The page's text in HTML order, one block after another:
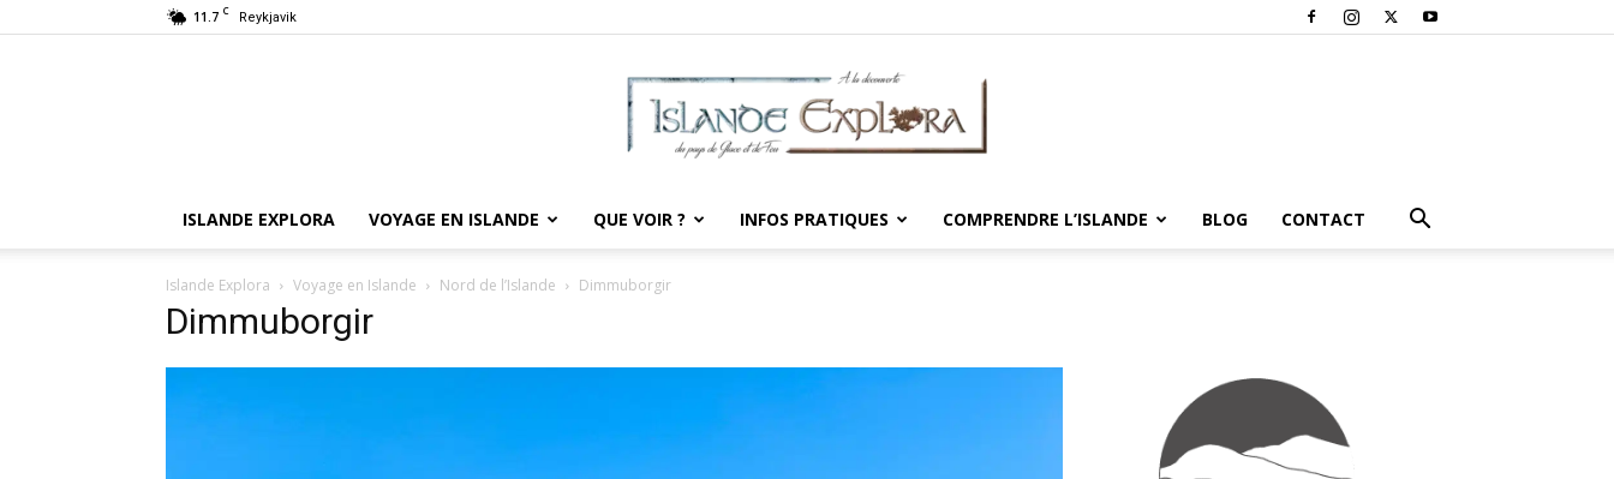
11.7 C Reykjavik
ISLANDE EXPLORA VOYAGE EN ISLANDE QUE VOIR ? INFOS PRATIQUES COMPRENDRE L’ISLANDE BLOG CONTACT
Islande Explora Voyage en Islande Nord de l’Islande Dimmuborgir
Dimmuborgir